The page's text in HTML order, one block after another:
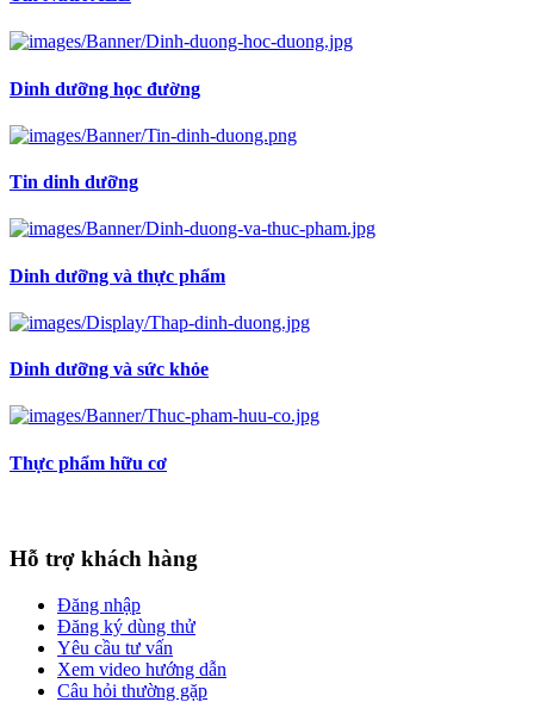
Dinh dưỡng học đường
Tin dinh dưỡng
Dinh dưỡng và thực phẩm
Dinh dưỡng và sức khỏe
Thực phẩm hữu cơ
Hỗ trợ khách hàng
Đăng nhập
Đăng ký dùng thử
Yêu cầu tư vấn
Xem video hướng dẫn
Câu hỏi thường gặp